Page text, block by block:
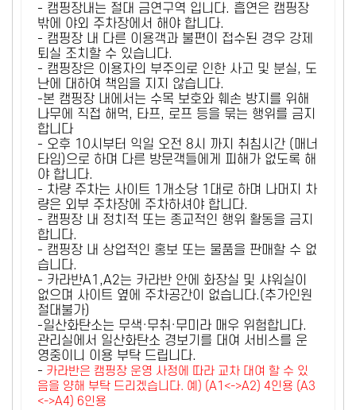
- 캠핑장내는 절대 금연구역 입니다. 흡연은 캠핑장
밖에 야외 주차장에서 해야 합니다.
- 캠핑장 내 다른 이용객과 불편이 접수된 경우 강제
퇴실 조치할 수 있습니다.
- 캠핑장은 이용자의 부주의로 인한 사고 및 분실, 도
난에 대하여 책임을 지지 않습니다.
-본 캠핑장 내에서는 수목 보호와 훼손 방지를 위해
나무에 직접 해먹, 타프, 로프 등을 묶는 행위를 금지
합니다
- 오후 10시부터 익일 오전 8시 까지 취침시간 (매너
타임)으로 하며 다른 방문객들에게 피해가 없도록 해
야 합니다.
- 차량 주차는 사이트 1개소당 1대로 하며 나머지 차
량은 외부 주차장에 주차하셔야 합니다.
- 캠핑장 내 정치적 또는 종교적인 행위 활동을 금지
합니다.
- 캠핑장 내 상업적인 홍보 또는 물품을 판매할 수 없
습니다.
- 카라반A1,A2는 카라반 안에 화장실 및 샤워실이
없으며 사이트 옆에 주차공간이 없습니다.(추가인원
절대불가)
-일산화탄소는 무색·무취·무미라 매우 위험합니다.
관리실에서 일산화탄소 경보기를 대여 서비스를 운
영중이니 이용 부탁 드립니다.
- 카라반은 캠핑장 운영 사정에 따라 교차 대여 할 수 있
음을 양해 부탁 드리겠습니다. 예) (A1<->A2) 4인용 (A3
<->A4) 6인용